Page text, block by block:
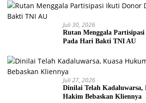
Juli 30, 2026
Rutan Menggala
Pada Hari Bakti TNI AU
Juli 27, 2026
Dinilai Telah
Hakim Bebaskan Kliennya